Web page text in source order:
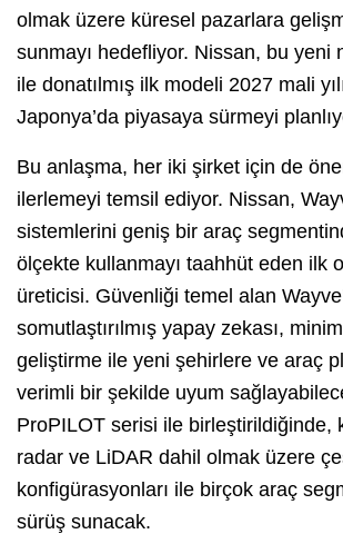
olmak üzere küresel pazarlara
sunmayı hedefliyor. Nissan, bu yeni
ile donatılmış ilk modeli 2027 mali
Japonya’da piyasaya sürmeyi
Bu anlaşma, her iki şirket için de
ilerlemeyi temsil ediyor. Nissan,
sistemlerini geniş bir araç
ölçekte kullanmayı taahhüt eden ilk
üreticisi. Güvenliği temel alan
somutlaştırılmış yapay zekası,
geliştirme ile yeni şehirlere ve araç
verimli bir şekilde uyum
ProPILOT serisi ile birleştirildiğinde,
radar ve LiDAR dahil olmak üzere
konfigürasyonları ile birçok araç
sürüş sunacak.